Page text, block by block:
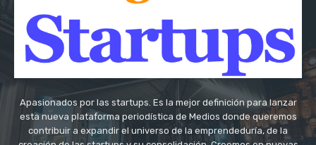
Apasionados por las startups. Es la mejor definición para lanzar
esta nueva plataforma periodística de Medios donde queremos
contribuir a expandir el universo de la emprendeduría, de la